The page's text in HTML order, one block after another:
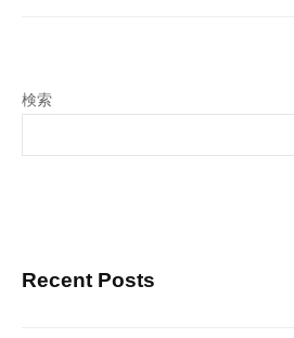
検索
Recent Posts